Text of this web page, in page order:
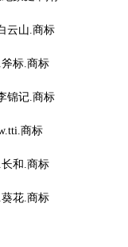
云山.商标
标.商标
锦记.商标
商标
和.商标
花.商标